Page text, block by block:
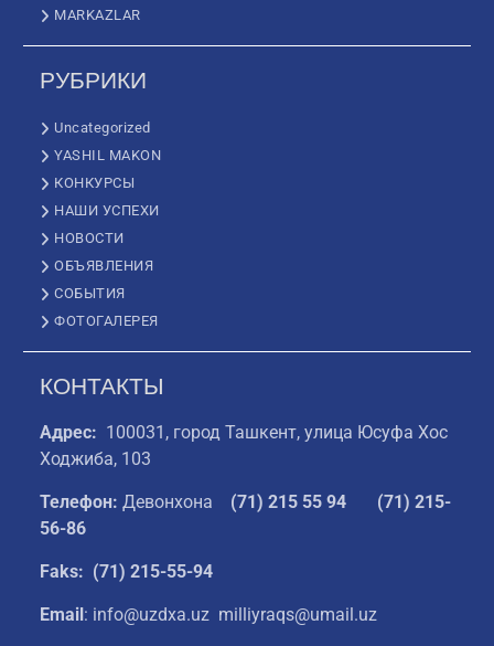
MARKAZLAR
РУБРИКИ
Uncategorized
YASHIL MAKON
КОНКУРСЫ
НАШИ УСПЕХИ
НОВОСТИ
ОБЪЯВЛЕНИЯ
СОБЫТИЯ
ФОТОГАЛЕРЕЯ
КОНТАКТЫ
Адрес: 100031, город Ташкент, улица Юсуфа Хос
Ходжиба, 103
Телефон: Девонхона (71) 215 55 94
(71) 215-
56-86
Faks: (71) 215-55-94
Email : info@uzdxa.uz milliyraqs@umail.uz